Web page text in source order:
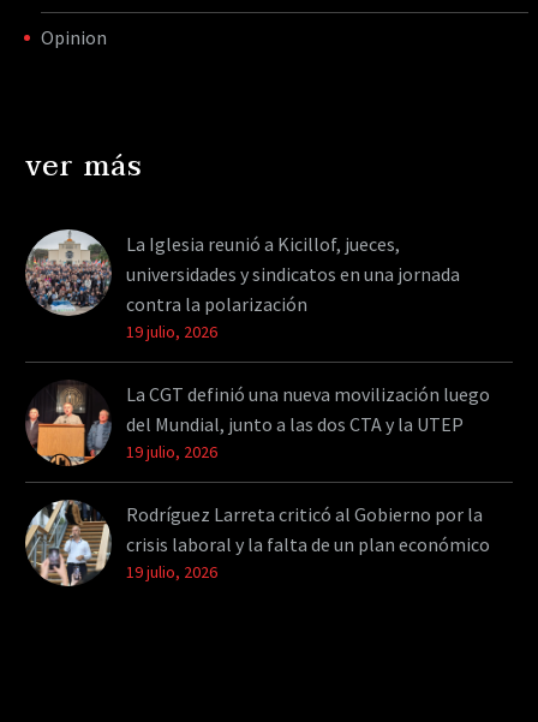
Opinion
ver más
La Iglesia reunió a Kicillof, jueces,
universidades y sindicatos en una jornada
contra la polarización
19 julio, 2026
La CGT definió una nueva movilización luego
del Mundial, junto a las dos CTA y la UTEP
19 julio, 2026
Rodríguez Larreta criticó al Gobierno por la
crisis laboral y la falta de un plan económico
19 julio, 2026